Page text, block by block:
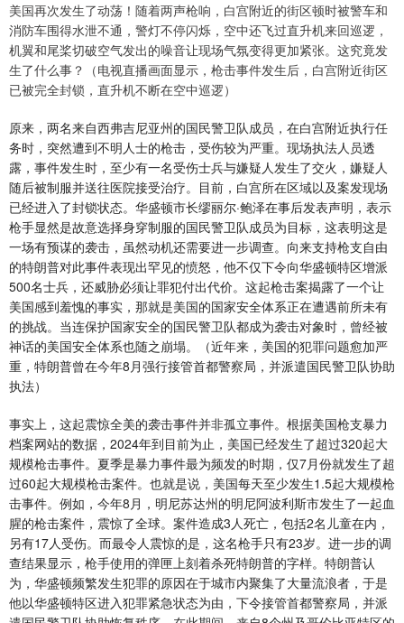
美国再次发生了动荡！随着两声枪响，白宫附近的街区顿时被警车和
消防车围得水泄不通，警灯不停闪烁，空中还飞过直升机来回巡逻，
机翼和尾桨切破空气发出的噪音让现场气氛变得更加紧张。这究竟发
生了什么事？（电视直播画面显示，枪击事件发生后，白宫附近街区
已被完全封锁，直升机不断在空中巡逻）
原来，两名来自西弗吉尼亚州的国民警卫队成员，在白宫附近执行任
务时，突然遭到不明人士的枪击，受伤较为严重。现场执法人员透
露，事件发生时，至少有一名受伤士兵与嫌疑人发生了交火，嫌疑人
随后被制服并送往医院接受治疗。目前，白宫所在区域以及案发现场
已经进入了封锁状态。华盛顿市长缪丽尔·鲍泽在事后发表声明，表示
枪手显然是故意选择身穿制服的国民警卫队成员为目标，这表明这是
一场有预谋的袭击，虽然动机还需要进一步调查。向来支持枪支自由
的特朗普对此事件表现出罕见的愤怒，他不仅下令向华盛顿特区增派
500名士兵，还威胁必须让罪犯付出代价。这起枪击案揭露了一个让
美国感到羞愧的事实，那就是美国的国家安全体系正在遭遇前所未有
的挑战。当连保护国家安全的国民警卫队都成为袭击对象时，曾经被
神话的美国安全体系也随之崩塌。（近年来，美国的犯罪问题愈加严
重，特朗普曾在今年8月强行接管首都警察局，并派遣国民警卫队协助
执法）
事实上，这起震惊全美的袭击事件并非孤立事件。根据美国枪支暴力
档案网站的数据，2024年到目前为止，美国已经发生了超过320起大
规模枪击事件。夏季是暴力事件最为频发的时期，仅7月份就发生了超
过60起大规模枪击案件。也就是说，美国每天至少发生1.5起大规模枪
击事件。例如，今年8月，明尼苏达州的明尼阿波利斯市发生了一起血
腥的枪击案件，震惊了全球。案件造成3人死亡，包括2名儿童在内，
另有17人受伤。而最令人震惊的是，这名枪手只有23岁。进一步的调
查结果显示，枪手使用的弹匣上刻着杀死特朗普的字样。特朗普认
为，华盛顿频繁发生犯罪的原因在于城市内聚集了大量流浪者，于是
他以华盛顿特区进入犯罪紧急状态为由，下令接管首都警察局，并派